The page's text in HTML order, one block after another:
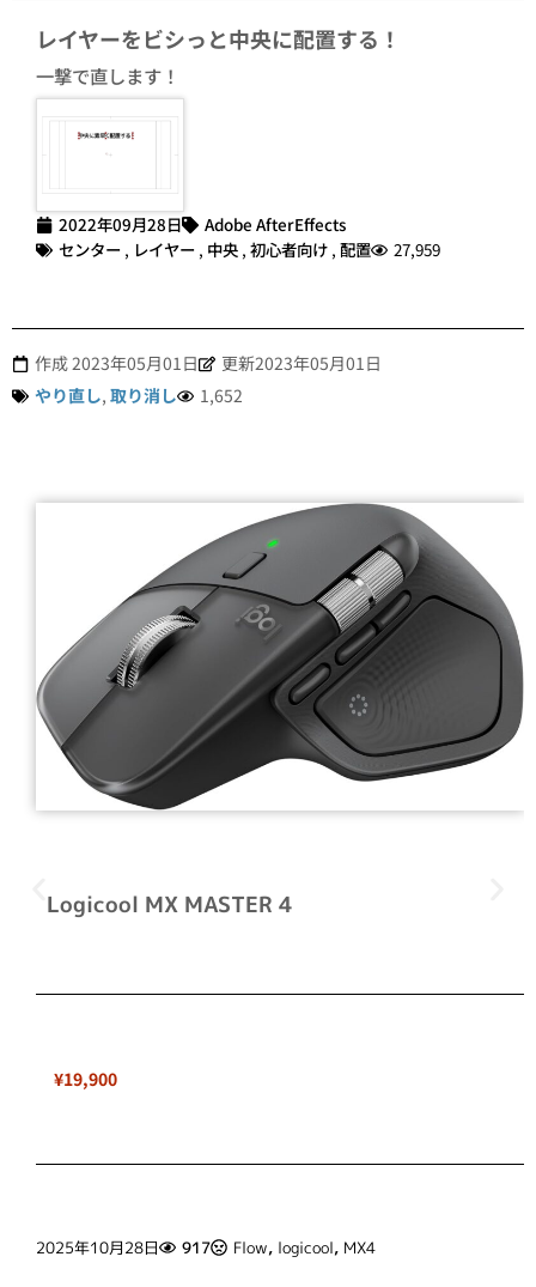
レイヤーをビシっと中央に配置する！
一撃で直します！
2022年09月28日
Adobe AfterEffects
センター , レイヤー , 中央 , 初心者向け , 配置 27,959
作成2023年05月01日
更新2023年05月01日
やり直し, 取り消し 1,652
Logicool MX MASTER 4
¥19,900
2025年10月28日 917 Flow, logicool, MX4